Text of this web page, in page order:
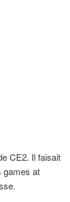
CE2. Il faisait
games at